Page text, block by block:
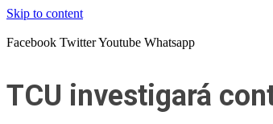
Skip to content
Facebook TwitterYoutube Whatsapp
TCU investigará